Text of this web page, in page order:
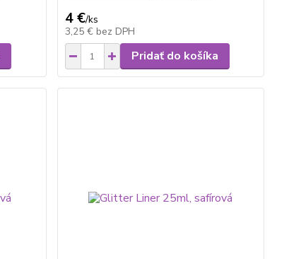
4 €/ks
3,25 € bez DPH
Pridať do košíka